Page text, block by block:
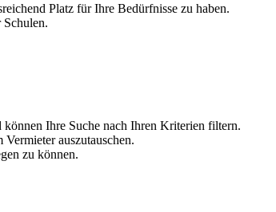
Platz für Ihre Bedürfnisse zu haben.
Ihre Suche nach Ihren Kriterien filtern.
auszutauschen.
zu können.